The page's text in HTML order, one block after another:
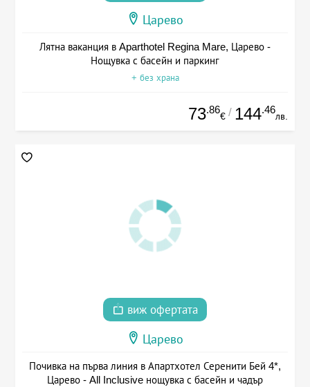
Царево
Лятна ваканция в Aparthotel Regina Mare, Царево -
Нощувка с басейн и паркинг
+ без храна
73.86
€ / 144.46
лв.
виж офертата
Царево
Почивка на първа линия в Апартхотел Серенити Бей 4*,
Царево - All Inclusive нощувка с басейн и чадър